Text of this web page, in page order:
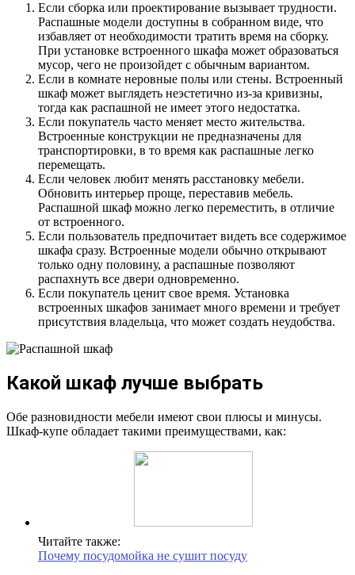
Если сборка или проектирование вызывает трудности.
Распашные модели доступны в собранном виде, что
избавляет от необходимости тратить время на сборку.
При установке встроенного шкафа может образоваться
мусор, чего не произойдет с обычным вариантом.
Если в комнате неровные полы или стены. Встроенный
шкаф может выглядеть неэстетично из-за кривизны,
тогда как распашной не имеет этого недостатка.
Если покупатель часто меняет место жительства.
Встроенные конструкции не предназначены для
транспортировки, в то время как распашные легко
перемещать.
Если человек любит менять расстановку мебели.
Обновить интерьер проще, переставив мебель.
Распашной шкаф можно легко переместить, в отличие
от встроенного.
Если пользователь предпочитает видеть все содержимое
шкафа сразу. Встроенные модели обычно открывают
только одну половину, а распашные позволяют
распахнуть все двери одновременно.
Если покупатель ценит свое время. Установка
встроенных шкафов занимает много времени и требует
присутствия владельца, что может создать неудобства.
Какой шкаф лучше выбрать
Обе разновидности мебели имеют свои плюсы и минусы.
Шкаф-купе обладает такими преимуществами, как:
Читайте также:
Почему посудомойка не сушит посуду